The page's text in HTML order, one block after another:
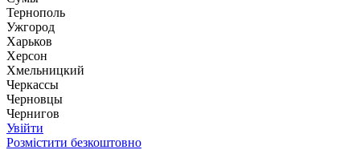
Тернополь
Ужгород
Харьков
Херсон
Хмельницкий
Черкассы
Чернoвцы
Чернигов
Увійти
Розмістити безкоштовно